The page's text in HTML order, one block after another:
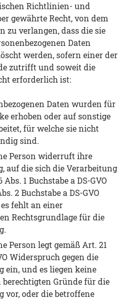
Richtlinien- und
gewährte Recht, von dem
zu verlangen, dass die sie
Daten
werden, sofern einer der
zutrifft und soweit die
erforderlich ist:
Daten wurden für
erhoben oder auf sonstige
für welche sie nicht
sind.
Person widerruft ihre
auf die sich die Verarbeitung
1 Buchstabe a DS-GVO
2 Buchstabe a DS-GVO
fehlt an einer
Rechtsgrundlage für die
Person legt gemäß Art. 21
Widerspruch gegen die
ein, und es liegen keine
Gründe für die
vor, oder die betroffene